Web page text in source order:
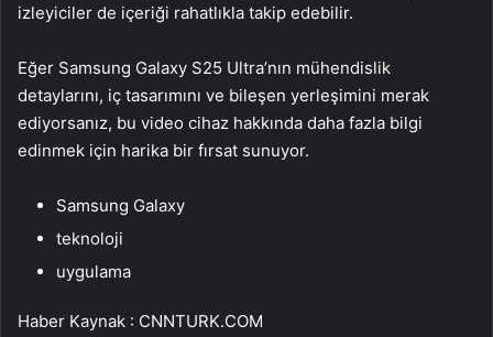
izleyiciler de içeriği rahatlıkla takip edebilir.
Eğer Samsung Galaxy S25 Ultra’nın mühendislik
detaylarını, iç tasarımını ve bileşen yerleşimini merak
ediyorsanız, bu video cihaz hakkında daha fazla bilgi
edinmek için harika bir fırsat sunuyor.
Samsung Galaxy
teknoloji
uygulama
Haber Kaynak : CNNTURK.COM